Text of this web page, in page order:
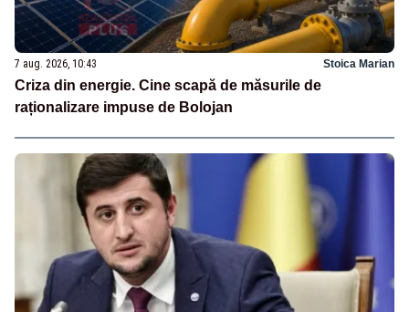
7 aug. 2026, 10:43 Stoica Marian
Criza din energie. Cine scapă de măsurile de
raționalizare impuse de Bolojan